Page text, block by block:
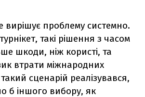
вирішує проблему системно.
такі рішення з часом
шкоди, ніж користі, та
втрати міжнародних
сценарій реалізувався,
б іншого вибору, як